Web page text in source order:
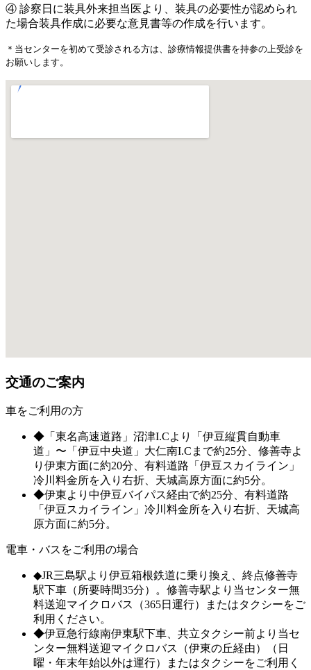
④ 診察日に装具外来担当医より、装具の必要性が認められ
た場合装具作成に必要な意見書等の作成を行います。
＊当センターを初めて受診される方は、診療情報提供書を持参の上受診を
お願いします。
交通のご案内
車をご利用の方
◆ 「東名高速道路」沼津I.Cより「伊豆縦貫自動車
道」〜「伊豆中央道」大仁南I.Cまで約25分、修善寺よ
り伊東方面に約20分、有料道路「伊豆スカイライン」
冷川料金所を入り右折、天城高原方面に約5分。
◆伊東より中伊豆バイパス経由で約25分、有料道路
「伊豆スカイライン」冷川料金所を入り右折、天城高
原方面に約5分。
電車・バスをご利用の場合
◆JR三島駅より伊豆箱根鉄道に乗り換え、終点修善寺
駅下車（所要時間35分）。修善寺駅より当センター無
料送迎マイクロバス（365日運行）またはタクシーをご
利用ください。
◆伊豆急行線南伊東駅下車、共立タクシー前より当セ
ンター無料送迎マイクロバス（伊東の丘経由）（日
曜・年末年始以外は運行）またはタクシーをご利用く